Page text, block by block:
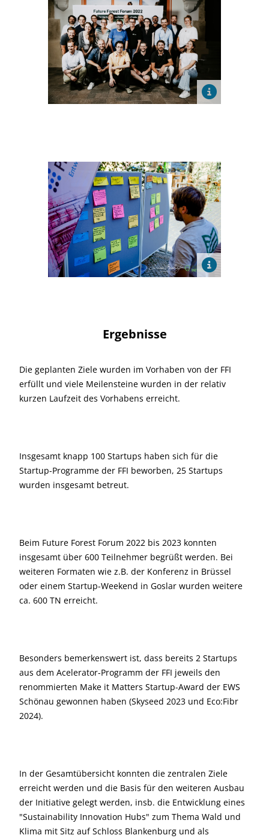
Ergebnisse
Die geplanten Ziele wurden im Vorhaben von der FFI
erfüllt und viele Meilensteine wurden in der relativ
kurzen Laufzeit des Vorhabens erreicht.
Insgesamt knapp 100 Startups haben sich für die
Startup-Programme der FFI beworben, 25 Startups
wurden insgesamt betreut.
Beim Future Forest Forum 2022 bis 2023 konnten
insgesamt über 600 Teilnehmer begrüßt werden. Bei
weiteren Formaten wie z.B. der Konferenz in Brüssel
oder einem Startup-Weekend in Goslar wurden weitere
ca. 600 TN erreicht.
Besonders bemerkenswert ist, dass bereits 2 Startups
aus dem Acelerator-Programm der FFI jeweils den
renommierten Make it Matters Startup-Award der EWS
Schönau gewonnen haben (Skyseed 2023 und Eco:Fibr
2024).
In der Gesamtübersicht konnten die zentralen Ziele
erreicht werden und die Basis für den weiteren Ausbau
der Initiative gelegt werden, insb. die Entwicklung eines
"Sustainability Innovation Hubs" zum Thema Wald und
Klima mit Sitz auf Schloss Blankenburg und als